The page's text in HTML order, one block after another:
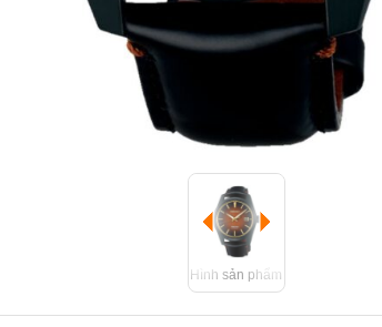
Hình sản phẩm